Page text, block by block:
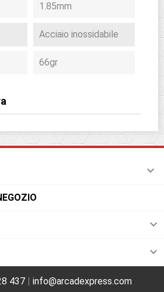
1.85mm
Acciaio inossidabile
66gr



437| info@arcadexpress.com